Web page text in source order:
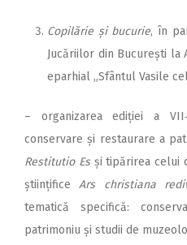
Copilărie și bucurie, în
Jucăriilor din București la
eparhial „Sfântul Vasile
– organizarea ediției a
conservare și restaurare a
Restitutio Esși tipărirea celui
științificeArs christiana
tematică specifică:
patrimoniu și studii de